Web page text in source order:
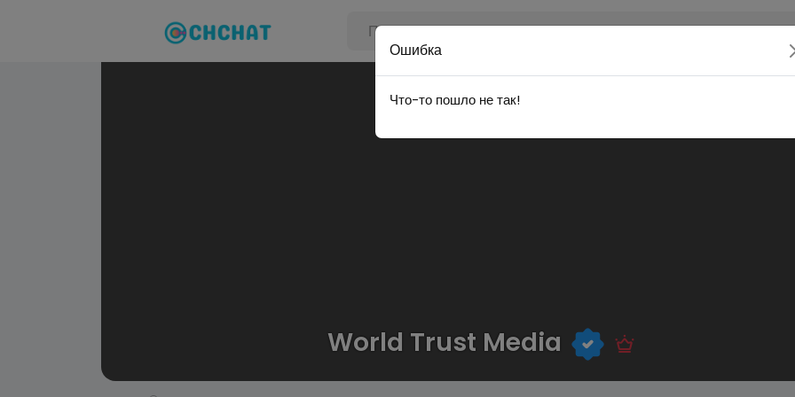
World Trust Media
Ошибка
Что-то пошло не так!